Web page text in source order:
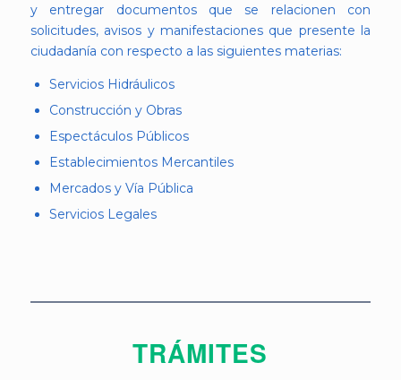
y entregar documentos que se relacionen con
solicitudes, avisos y manifestaciones que presente la
ciudadanía con respecto a las siguientes materias:
Servicios Hidráulicos
Construcción y Obras
Espectáculos Públicos
Establecimientos Mercantiles
Mercados y Vía Pública
Servicios Legales
TRÁMITES